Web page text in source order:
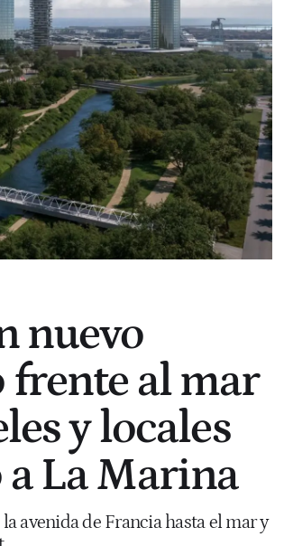
nuevo
al mar
y locales
La Marina
avenida de Francia hasta el mar y